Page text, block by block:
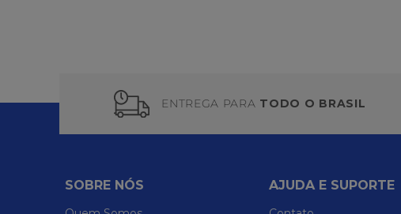
ENTREGA PARA TODO O BRASIL
SOBRE NÓS AJUDA E SUPORTE